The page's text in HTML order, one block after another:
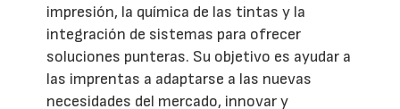
impresión, la química de las tintas y la
integración de sistemas para ofrecer
soluciones punteras. Su objetivo es ayudar a
las imprentas a adaptarse a las nuevas
necesidades del mercado, innovar y